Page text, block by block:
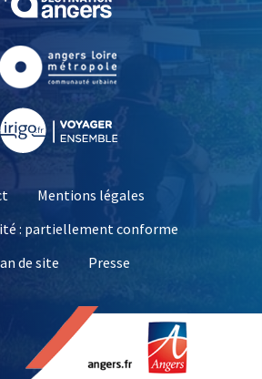
, Ouvre une nouvelle
Mentions légales
: partiellement conforme
de site
Presse